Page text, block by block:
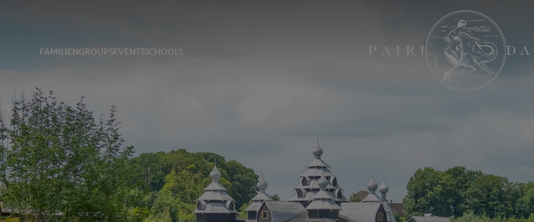
FAMILIEN GROUPSEVENTSSCHOOLS